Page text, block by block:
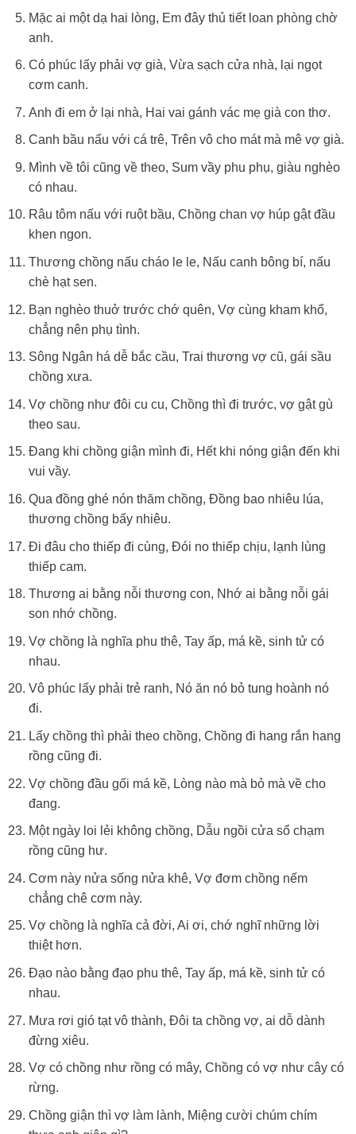
Mặc ai một dạ hai lòng, Em đây thủ tiết loan phòng chờ
anh.
Có phúc lấy phải vợ già, Vừa sạch cửa nhà, lại ngọt
cơm canh.
Anh đi em ở lại nhà, Hai vai gánh vác mẹ già con thơ.
Canh bầu nấu với cá trê, Trên vô cho mát mà mê vợ già.
Mình về tôi cũng về theo, Sum vầy phu phụ, giàu nghèo
có nhau.
Râu tôm nấu với ruột bầu, Chồng chan vợ húp gật đầu
khen ngon.
Thương chồng nấu cháo le le, Nấu canh bông bí, nấu
chè hạt sen.
Bạn nghèo thuở trước chớ quên, Vợ cùng kham khổ,
chẳng nên phụ tình.
Sông Ngân há dễ bắc cầu, Trai thương vợ cũ, gái sầu
chồng xưa.
Vợ chồng như đôi cu cu, Chồng thì đi trước, vợ gật gù
theo sau.
Đang khi chồng giận mình đi, Hết khi nóng giận đến khi
vui vầy.
Qua đồng ghé nón thăm chồng, Đồng bao nhiêu lúa,
thương chồng bấy nhiêu.
Ði đâu cho thiếp đi cùng, Đói no thiếp chịu, lạnh lùng
thiếp cam.
Thương ai bằng nỗi thương con, Nhớ ai bằng nỗi gái
son nhớ chồng.
Vợ chồng là nghĩa phu thê, Tay ấp, má kề, sinh tử có
nhau.
Vô phúc lấy phải trẻ ranh, Nó ăn nó bỏ tung hoành nó
đi.
Lấy chồng thì phải theo chồng, Chồng đi hang rắn hang
rồng cũng đi.
Vợ chồng đầu gối má kề, Lòng nào mà bỏ mà về cho
đang.
Một ngày loi lẻi không chồng, Dẫu ngồi cửa sổ chạm
rồng cũng hư.
Cơm này nửa sống nửa khê, Vợ đơm chồng nếm
chẳng chê cơm này.
Vợ chồng là nghĩa cả đời, Ai ơi, chớ nghĩ những lời
thiệt hơn.
Đạo nào bằng đạo phu thê, Tay ấp, má kề, sinh tử có
nhau.
Mưa rơi gió tạt vô thành, Đôi ta chồng vợ, ai dỗ dành
đừng xiêu.
Vợ có chồng như rồng có mây, Chồng có vợ như cây có
rừng.
Chồng giận thì vợ làm lành, Miệng cười chúm chím